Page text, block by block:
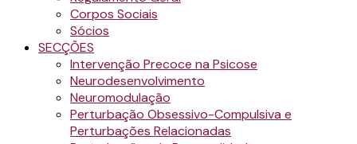
Corpos Sociais
Sócios
SECÇÕES
Intervenção Precoce na Psicose
Neurodesenvolvimento
Neuromodulação
Perturbação Obsessivo-Compulsiva e
Perturbações Relacionadas